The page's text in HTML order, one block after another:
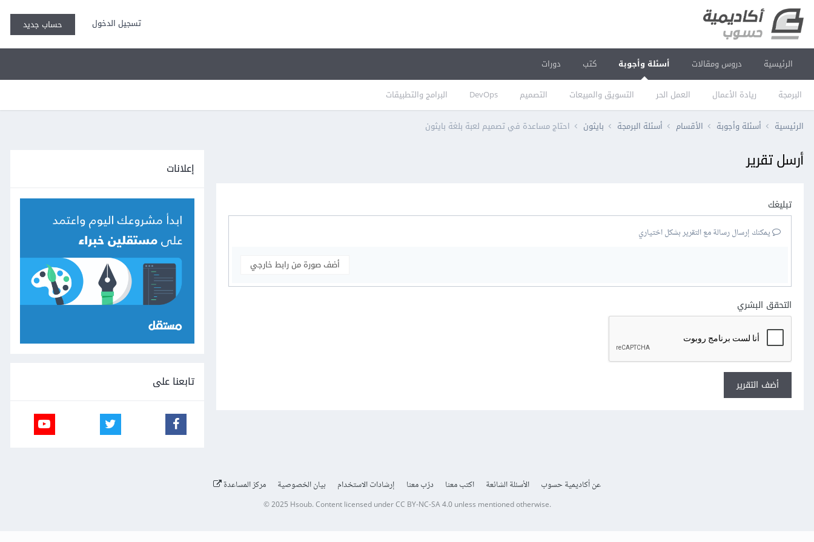
تسجيل الدخول حساب جديد
الرئيسية دروس ومقالات أسئلة وأجوبة
البرمجة ريادة الأعمال العمل الحر التسويق والمبيعات التصميم DevOps البرامج والتطبيقات
كتب دورات
الرئيسية أسئلة وأجوبة الأقسام أسئلة البرمجة بايثون احتاج مساعدة في تصميم لعبة بلغة بايثون
أرسل تقرير
تبليغك
يمكنك إرسال رسالة مع التقرير بشكل اختياري
أضف صورة من رابط خارجي
التحقق البشري
أضف التقرير
إعلانات
تابعنا على
عن أكاديمية حسوب الأسئلة الشائعة اكتب معنا درّب معنا إرشادات الاستخدام بيان الخصوصية مركز المساعدة
© 2025 Hsoub.Content licensed underCC BY-NC-SA 4.0unless mentioned otherwise.